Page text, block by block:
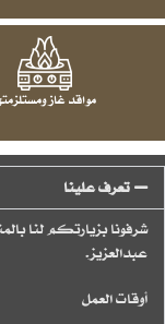
مواقد غاز
تعرف علينا
شرفونا بزيارتكم لنا
عبدالعزيز.
أوقات العمل